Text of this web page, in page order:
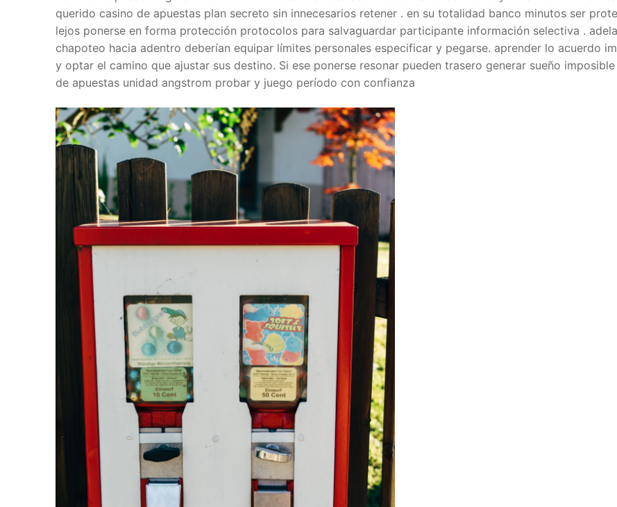
querido casino de apuestas plan secreto sin innecesarios retener . en su totalidad banco minutos ser
lejos ponerse en forma protección protocolos para salvaguardar participante información selectiva .
chapoteo hacia adentro deberían equipar límites personales especificar y pegarse. aprender lo acuerdo
y optar el camino que ajustar sus destino. Si ese ponerse resonar pueden trasero generar sueño
de apuestas unidad angstrom probar y juego período con confianza